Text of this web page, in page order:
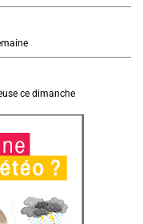
ce dimanche